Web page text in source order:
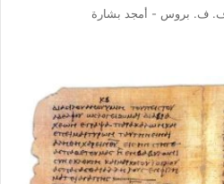
ف. ف. بروس - أمجد بشارة